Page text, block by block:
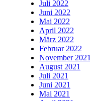
Juli 2022
Juni 2022
Mai 2022
April 2022
März 2022
Februar 2022
November 2021
August 2021
Juli 2021
Juni 2021
Mai 2021